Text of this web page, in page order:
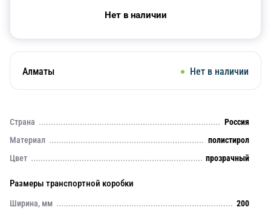
Нет в наличии
Алматы Нет в наличии
Страна
Россия
Материал
полистирол
Цвет
прозрачный
Размеры транспортной коробки
Ширина, мм
200